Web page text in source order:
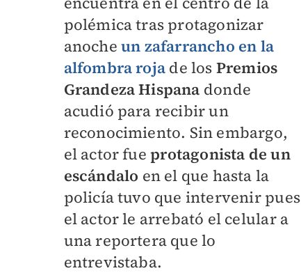
polémica tras protagonizar
anoche un zafarrancho en la
alfombra roja de los Premios
Grandeza Hispana donde
acudió para recibir un
reconocimiento. Sin embargo,
el actor fueprotagonista de un
escándalo en el que hasta la
policía tuvo que intervenir pues
el actor le arrebató el celular a
una reportera que lo
entrevistaba.